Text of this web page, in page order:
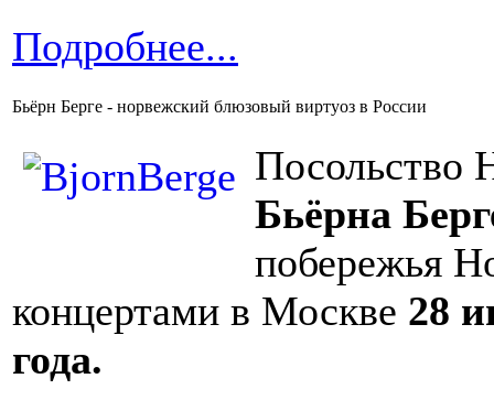
Подробнее...
Бьёрн Берге - норвежский блюзовый виртуоз в России
Посольство
Бьёрна
побережья
концертами в Москве 28
года.